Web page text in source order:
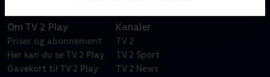
Om TV 2 Play
Priser og abonnement
Her kan du se TV 2 Play
Gavekort til TV 2 Play
Kanaler
TV 2
TV 2 Sport
TV 2 News